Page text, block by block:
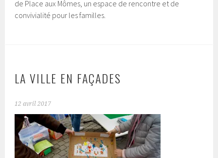
de Place aux Mômes, un espace de rencontre et de
convivialité pour les familles.
LA VILLE EN FAÇADES
12 avril 2017